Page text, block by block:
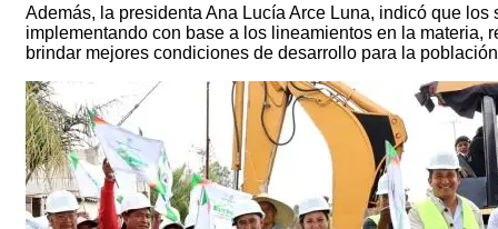
Además, la presidenta Ana Lucía Arce Luna, indicó que los
implementando con base a los lineamientos en la materia,
brindar mejores condiciones de desarrollo para la